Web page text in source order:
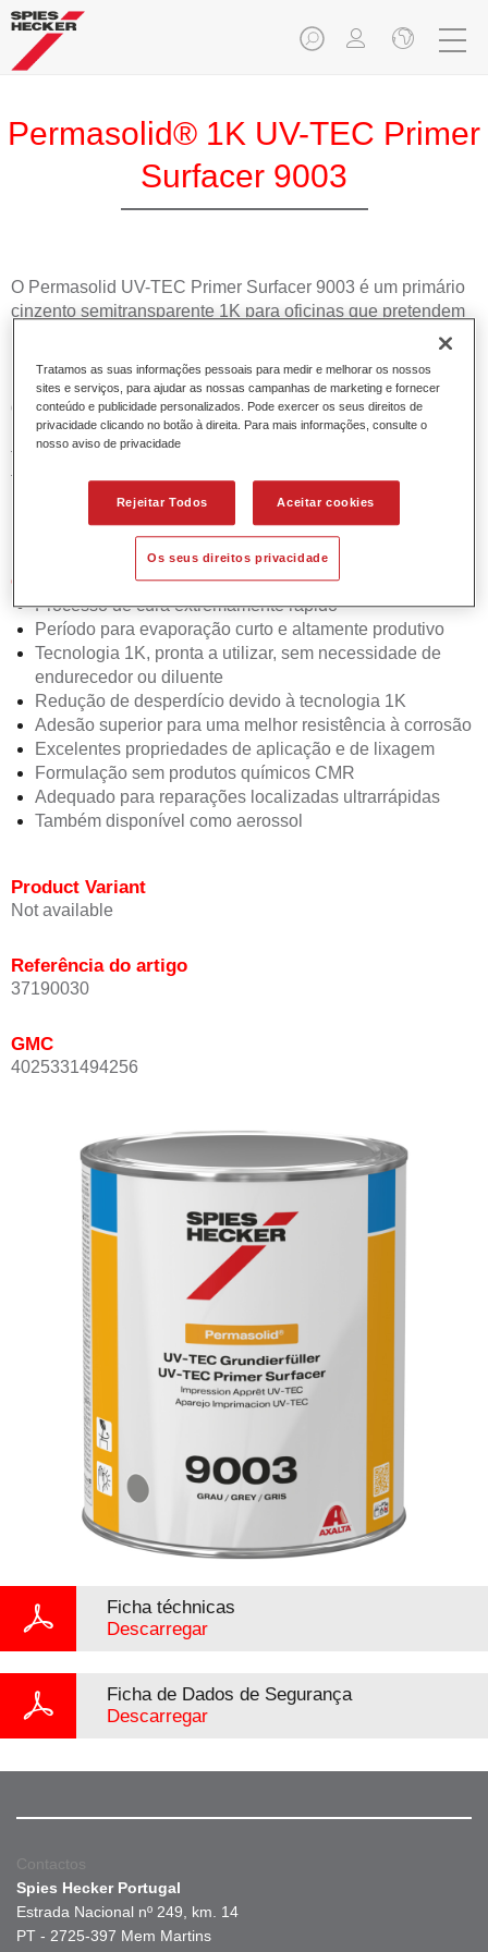
Permasolid® 1K UV-TEC Primer
Surfacer 9003
O Permasolid UV-TEC Primer Surfacer 9003 é um primário
cinzento semitransparente 1K para oficinas que pretendem
melhorar a produtividade. Seca num minuto utilizando a
pode ser lixado assim que estiver curado. Pode ser aplicado
diretamente sobre diversos substratos em 2 demãos, sem
necessidade de endurecedor ou diluente. Adequado
também para substratos plásticos, que devem ser pré-
tratados com um promotor de aderência para plásticos. O
primário UV é adequado para utilização com todas as bases
bicamada e esmaltes Spies Hecker.
Características do produto
Processo de cura extremamente rápido
Período para evaporação curto e altamente produtivo
Tecnologia 1K, pronta a utilizar, sem necessidade de
endurecedor ou diluente
Redução de desperdício devido à tecnologia 1K
Adesão superior para uma melhor resistência à corrosão
Excelentes propriedades de aplicação e de lixagem
Formulação sem produtos químicos CMR
Adequado para reparações localizadas ultrarrápidas
Também disponível como aerossol
Product Variant
Not available
Referência do artigo
37190030
GMC
4025331494256
Ficha téchnicas
Descarregar
Ficha de Dados de Segurança
Descarregar
Contactos
Spies Hecker Portugal
Estrada Nacional nº 249, km. 14
PT - 2725-397 Mem Martins
Tratamos as suas informações pessoais para medir e melhorar os nossos
sites e serviços, para ajudar as nossas campanhas de marketing e fornecer
conteúdo e publicidade personalizados. Pode exercer os seus direitos de
privacidade clicando no botão à direita. Para mais informações, consulte o
nosso aviso de privacidade
Rejeitar Todos Aceitar cookies
Os seus direitos privacidade